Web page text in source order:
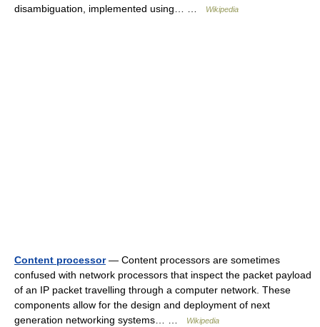
disambiguation, implemented using… …
Wikipedia
Content processor— Content processors are sometimes
confused with network processors that inspect the packet payload
of an IP packet travelling through a computer network. These
components allow for the design and deployment of next
generation networking systems… …
Wikipedia